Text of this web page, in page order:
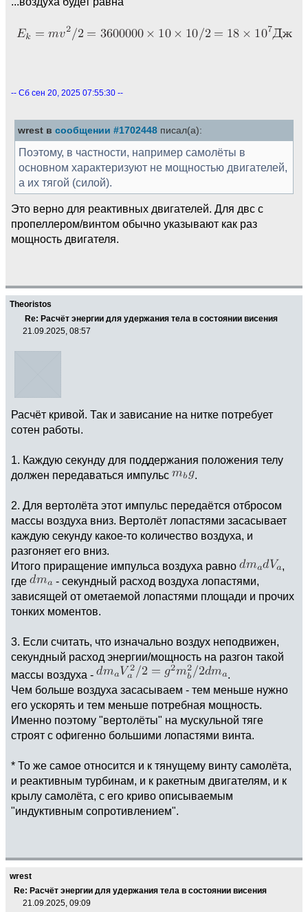
-- Сб сен 20, 2025 07:55:30 --
wrest в сообщении #1702448 писал(а):
Поэтому, в частности, например самолёты в
основном характеризуют не мощностью двигателей,
а их тягой (силой).
Это верно для реактивных двигателей. Для двс с
пропеллером/винтом обычно указывают как раз
мощность двигателя.
Theoristos
Re: Расчёт энергии для удержания тела в состоянии висения
21.09.2025, 08:57
Расчёт кривой. Так и зависание на нитке потребует
сотен работы.
1. Каждую секунду для поддержания положения телу
должен передаваться импульс
2. Для вертолёта этот импульс передаётся отбросом
массы воздуха вниз. Вертолёт лопастями засасывает
каждую секунду какое-то количество воздуха, и
разгоняет его вниз.
Итого приращение импульса воздуха равно
где
- секундный расход воздуха лопастями,
зависящей от ометаемой лопастями площади и прочих
тонких моментов.
3. Если считать, что изначально воздух неподвижен,
секундный расход энергии/мощность на разгон такой
массы воздуха -
Чем больше воздуха засасываем - тем меньше нужно
его ускорять и тем меньше потребная мощность.
Именно поэтому "вертолёты" на мускульной тяге
строят с офигенно большими лопастями винта.
* То же самое относится и к тянущему винту самолёта,
и реактивным турбинам, и к ракетным двигателям, и к
крылу самолёта, с его криво описываемым
"индуктивным сопротивлением".
wrest
Re: Расчёт энергии для удержания тела в состоянии висения
21.09.2025, 09:09